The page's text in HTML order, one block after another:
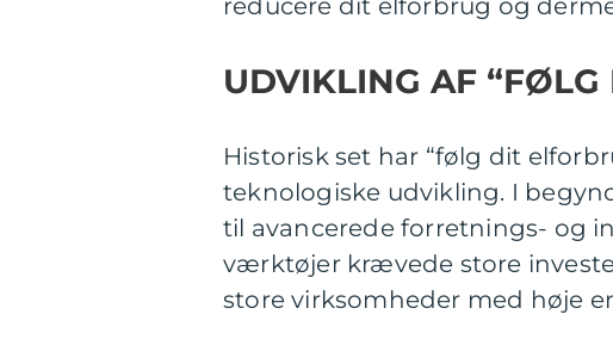
UDVIKLING AF “FØLG
Historisk set har “følg dit
teknologiske udvikling. I
til avancerede forretnings- og
værktøjer krævede store
store virksomheder med høje